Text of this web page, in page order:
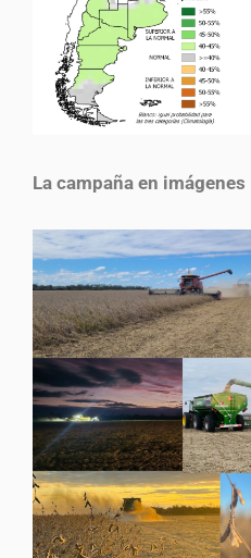
La campaña en imágenes